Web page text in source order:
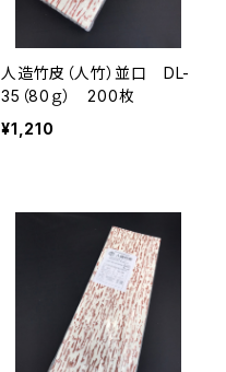
人造竹皮（人竹）並口 DL-
35（80ｇ） 200枚
¥1,210